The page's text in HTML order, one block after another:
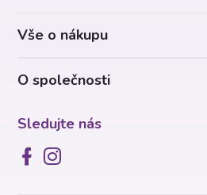
O společnosti
Sledujte nás
Vše o nákupu